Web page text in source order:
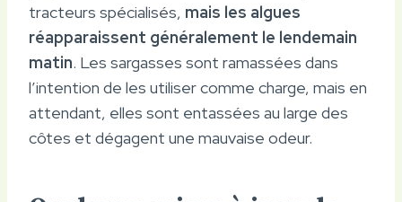
tracteurs spécialisés, mais les algues
réapparaissent généralement le lendemain
matin. Les sargasses sont ramassées dans
l’intention de les utiliser comme charge, mais en
attendant, elles sont entassées au large des
côtes et dégagent une mauvaise odeur.